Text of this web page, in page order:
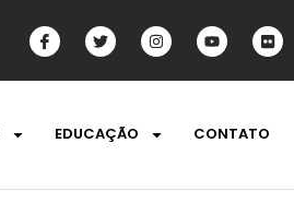
EDUCAÇÃO CONTATO